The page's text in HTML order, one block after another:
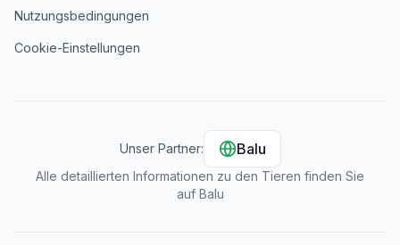
Nutzungsbedingungen
Cookie-Einstellungen
Unser Partner: Balu
Alle detaillierten Informationen zu den Tieren finden Sie
auf Balu